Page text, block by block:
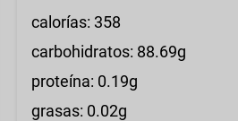
calorías: 358
carbohidratos: 88.69g
proteína: 0.19g
grasas: 0.02g